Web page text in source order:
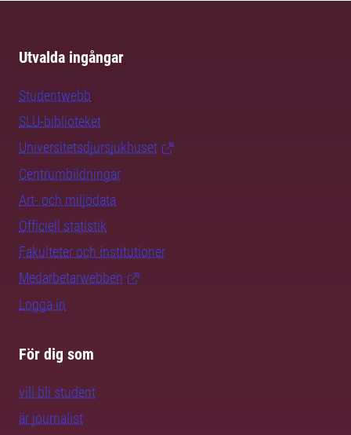
Utvalda ingångar
Studentwebb
SLU-biblioteket
Universitetsdjursjukhuset
Centrumbildningar
Art- och miljödata
Officiell statistik
Fakulteter och institutioner
Medarbetarwebben
Logga in
För dig som
vill bli student
är journalist